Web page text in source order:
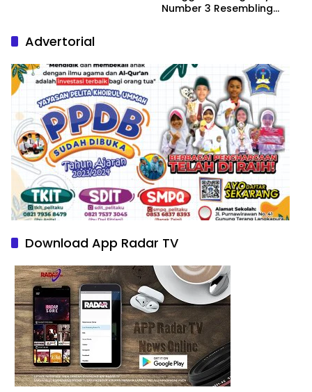
Number 3 Resembling
Advertorial
Download App Radar TV